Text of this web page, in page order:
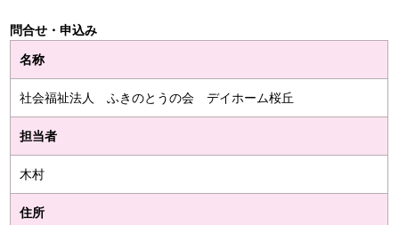
問合せ・申込み
名称
社会福祉法人 ふきのとうの会 デイホーム桜丘
担当者
木村
住所